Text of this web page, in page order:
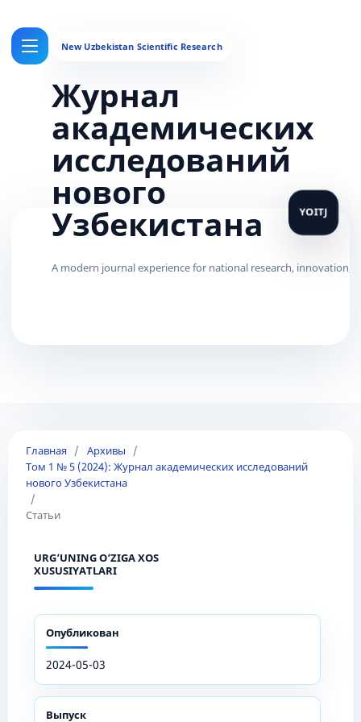
Журнал
академических
исследований
нового
Узбекистана
Главная / Архивы
/
Том 1 № 5 (2024): Журнал академических исследований
нового Узбекистана
/
Статьи
URG‘UNING O‘ZIGA XOS
XUSUSIYATLARI
Опубликован
2024-05-03
Выпуск